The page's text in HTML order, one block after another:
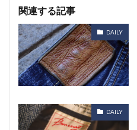
関連する記事
DAILY
DAILY